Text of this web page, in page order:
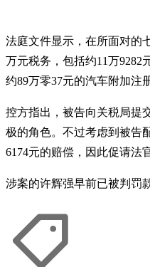
法庭文件显示，在所面对的
万元税务，包括约11万9282
约89万零37元的汽车附加注
控方指出，被告向关税局提
极的角色。不过考虑到被告
6174元的赔偿，因此促请法
涉案的许辉强早前已被判罚